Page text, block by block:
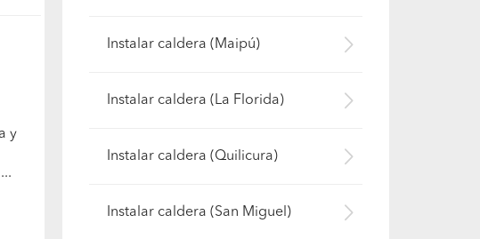
y
Instalar caldera (Maipú)
Instalar caldera (La Florida)
Instalar caldera (Quilicura)
Instalar caldera (San Miguel)